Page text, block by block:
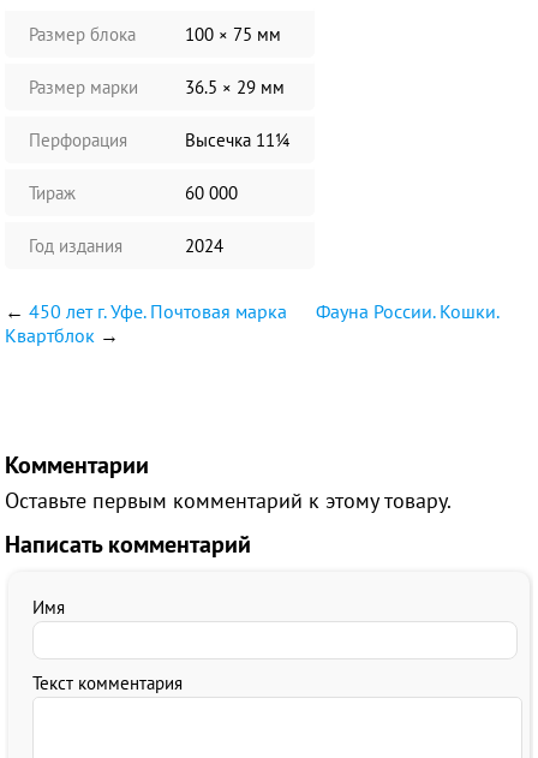
Размер блока 100 × 75 мм
Размер марки 36.5 × 29 мм
Перфорация Высечка 11¼
Тираж 60 000
Год издания 2024
←450 лет г. Уфе. Почтовая марка
Фауна России. Кошки.
Квартблок →
Комментарии
Оставьте первым комментарий к этому товару.
Написать комментарий
Имя
Текст комментария